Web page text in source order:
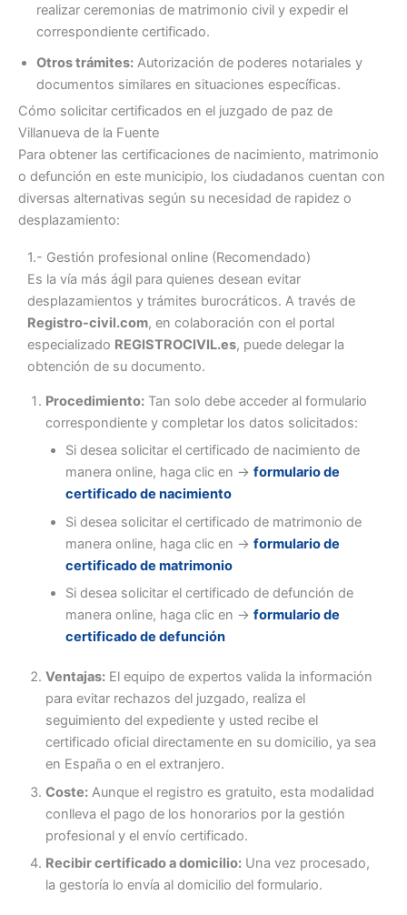
realizar ceremonias de matrimonio civil y expedir el
correspondiente certificado.
Otros trámites: Autorización de poderes notariales y
documentos similares en situaciones específicas.
Cómo solicitar certificados en el juzgado de paz de
Villanueva de la Fuente
Para obtener las certificaciones de nacimiento, matrimonio
o defunción en este municipio, los ciudadanos cuentan con
diversas alternativas según su necesidad de rapidez o
desplazamiento:
1.- Gestión profesional online (Recomendado)
Es la vía más ágil para quienes desean evitar
desplazamientos y trámites burocráticos. A través de
Registro-civil.com, en colaboración con el portal
especializado REGISTROCIVIL.es, puede delegar la
obtención de su documento.
Procedimiento: Tan solo debe acceder al formulario
correspondiente y completar los datos solicitados:
Si desea solicitar el certificado de nacimiento de
manera online, haga clic en -> formulario de
certificado de nacimiento
Si desea solicitar el certificado de matrimonio de
manera online, haga clic en -> formulario de
certificado de matrimonio
Si desea solicitar el certificado de defunción de
manera online, haga clic en -> formulario de
certificado de defunción
Ventajas: El equipo de expertos valida la información
para evitar rechazos del juzgado, realiza el
seguimiento del expediente y usted recibe el
certificado oficial directamente en su domicilio, ya sea
en España o en el extranjero.
Coste: Aunque el registro es gratuito, esta modalidad
conlleva el pago de los honorarios por la gestión
profesional y el envío certificado.
Recibir certificado a domicilio: Una vez procesado,
la gestoría lo envía al domicilio del formulario.